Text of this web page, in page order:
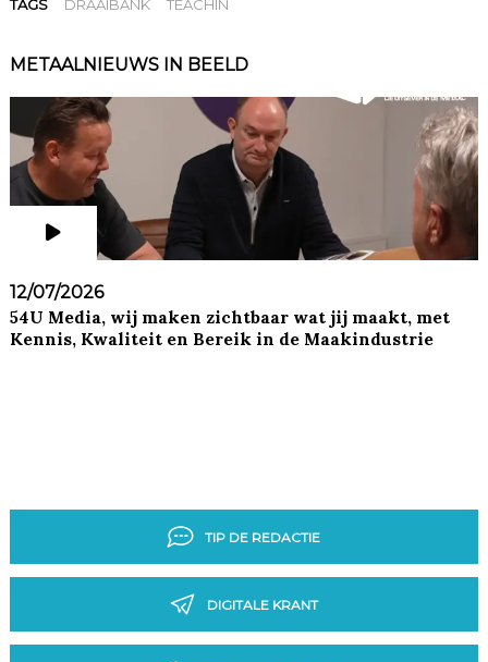
TAGS DRAAIBANK TEACHIN
METAALNIEUWS IN BEELD
12/07/2026
54U Media, wij maken zichtbaar wat jij maakt, met
Kennis, Kwaliteit en Bereik in de Maakindustrie
TIP DE REDACTIE
DIGITALE KRANT